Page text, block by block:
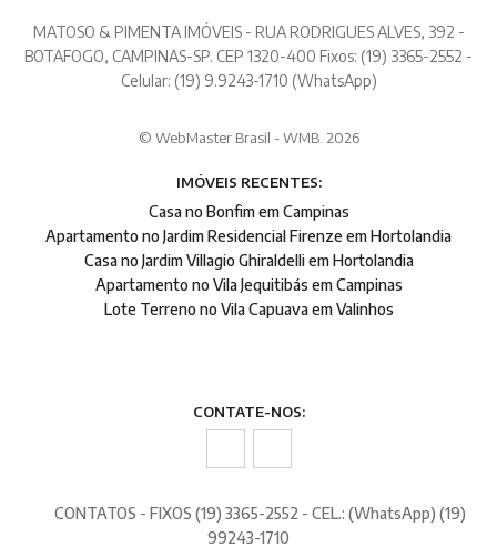
MATOSO & PIMENTA IMÓVEIS - RUA RODRIGUES ALVES, 392 -
BOTAFOGO, CAMPINAS-SP. CEP 1320-400 Fixos: (19) 3365-2552 -
Celular: (19) 9.9243-1710 (WhatsApp)
© WebMaster Brasil - WMB. 2026
IMÓVEIS RECENTES:
Casa no Bonfim em Campinas
Apartamento no Jardim Residencial Firenze em Hortolandia
Casa no Jardim Villagio Ghiraldelli em Hortolandia
Apartamento no Vila Jequitibás em Campinas
Lote Terreno no Vila Capuava em Valinhos
CONTATE-NOS:
CONTATOS - FIXOS (19) 3365-2552 - CEL.: (WhatsApp) (19)
99243-1710